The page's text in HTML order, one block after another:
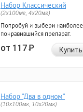
Набор Классический
(2x100мг, 4x20мг)
Попробуй и выбери наиболее
понравившийся препарат.
от 117Р Купить
Набор "Два в одном"
(10x100мг, 10x20мг)